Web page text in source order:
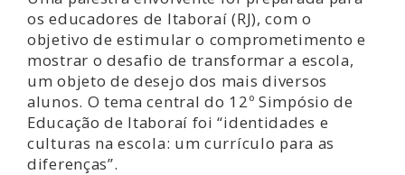
os educadores de Itaboraí (RJ), com o
objetivo de estimular o comprometimento e
mostrar o desafio de transformar a escola,
um objeto de desejo dos mais diversos
alunos. O tema central do 12º Simpósio de
Educação de Itaboraí foi “identidades e
culturas na escola: um currículo para as
diferenças”.